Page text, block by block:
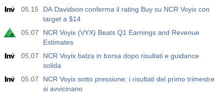
05.15
DA Davidson conferma il rating Buy su NCR Voyix con
target a $14
05.07
NCR Voyix (VYX) Beats Q1 Earnings and Revenue
Estimates
05.07
NCR Voyix balza in borsa dopo risultati e guidance
solida
05.07
NCR Voyix sotto pressione: i risultati del primo trimestre
si avvicinano